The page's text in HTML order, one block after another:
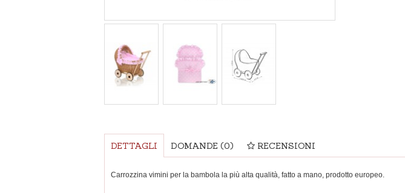
DETTAGLI DOMANDE (0) RECENSIONI
Carrozzina vimini per la bambola la più alta qualità, fatto a mano, prodotto europeo.